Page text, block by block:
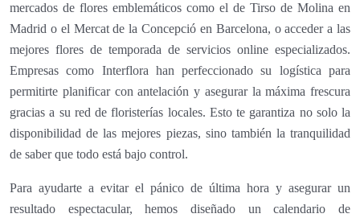
mercados de flores emblemáticos como el de Tirso de Molina en
Madrid o el Mercat de la Concepció en Barcelona, o acceder a las
mejores flores de temporada de servicios online especializados.
Empresas como Interflora han perfeccionado su logística para
permitirte planificar con antelación y asegurar la máxima frescura
gracias a su red de floristerías locales. Esto te garantiza no solo la
disponibilidad de las mejores piezas, sino también la tranquilidad
de saber que todo está bajo control.
Para ayudarte a evitar el pánico de última hora y asegurar un
resultado espectacular, hemos diseñado un calendario de